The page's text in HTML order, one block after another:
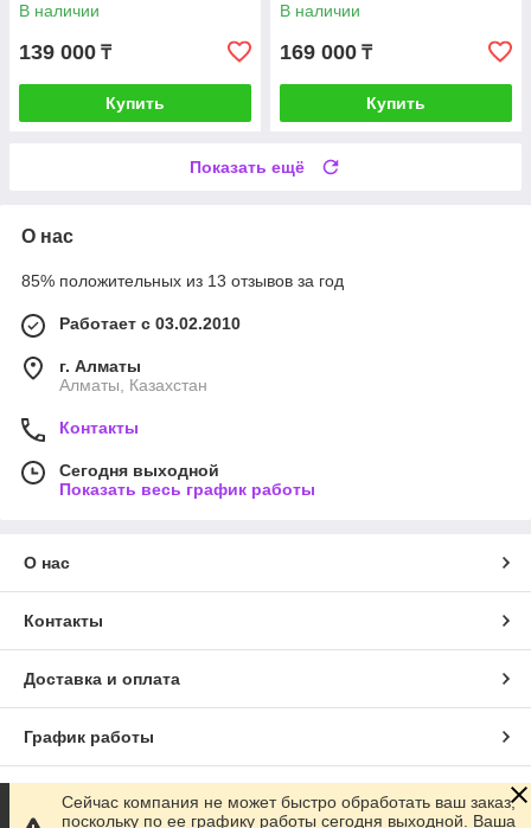
В наличии
139 000 ₸
Купить
В наличии
169 000 ₸
Купить
Показать ещё
О нас
85% положительных из 13 отзывов за год
Работает с 03.02.2010
г. Алматы
Алматы, Казахстан
Контакты
Сегодня выходной
Показать весь график работы
О нас
Контакты
Доставка и оплата
График работы
Полная версия сайта
Сейчас компания не может быстро обработать ваш заказ,
поскольку по ее графику работы сегодня выходной. Ваша